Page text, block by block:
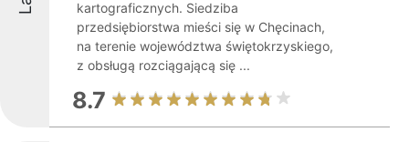
kartograficznych. Siedziba
przedsiębiorstwa mieści się w Chęcinach,
na terenie województwa świętokrzyskiego,
z obsługą rozciągającą się ...
8.7